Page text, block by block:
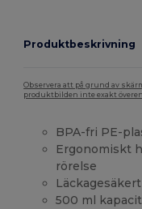
Produktbeskrivning
Observera att på grund av
produktbilden inte exakt
BPA-fri PE-
Ergonomiskt
rörelse
500 ml